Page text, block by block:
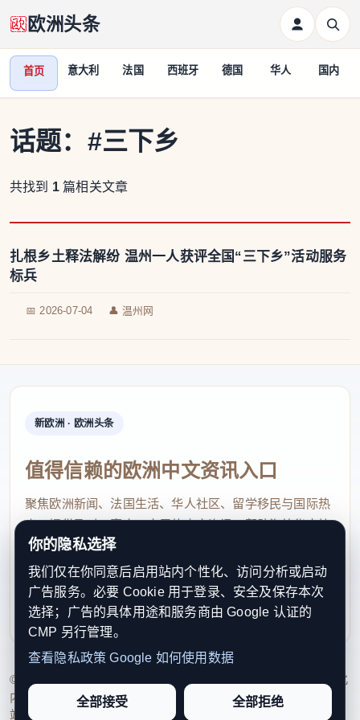
欧洲头条
首页 意大利 法国 西班牙 德国 华人 国内
话题： #三下乡
共找到 1 篇相关文章
扎根乡土释法解纷 温州一人获评全国“三下乡”活动服务
标兵
📅 2026-07-04 👤 温州网
新欧洲 · 欧洲头条
值得信赖的欧洲中文资讯入口
聚焦欧洲新闻、法国生活、华人社区、留学移民与国际热
点，提供及时、真实、实用的中文资讯，帮助海外华人快
速了解欧洲动态。
contact@xinouzhou.com
服务支持、版权与合作：工作日优先处理站务、投稿与权
利通知
© 2026 新欧洲·欧洲头条. All Rights Reserved. 本网站持续优化
内容透明度、联系方式与用户权利说明，以提升品牌信任感和
站点完整度。
你的隐私选择
我们仅在你同意后启用站内个性化、访问分析或启动
广告服务。必要 Cookie 用于登录、安全及保存本次
选择；广告的具体用途和服务商由 Google 认证的
CMP 另行管理。
查看隐私政策 Google 如何使用数据
全部接受 全部拒绝